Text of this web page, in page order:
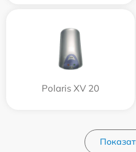
Polaris XV 20